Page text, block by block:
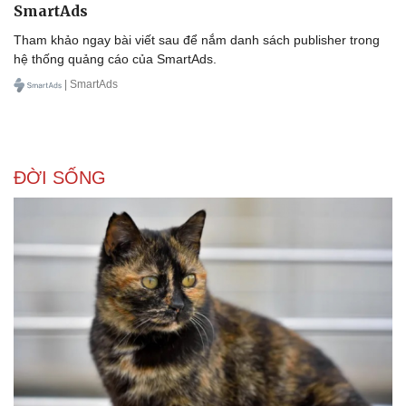
SmartAds
Tham khảo ngay bài viết sau để nắm danh sách publisher trong
hệ thống quảng cáo của SmartAds.
| SmartAds
ĐỜI SỐNG